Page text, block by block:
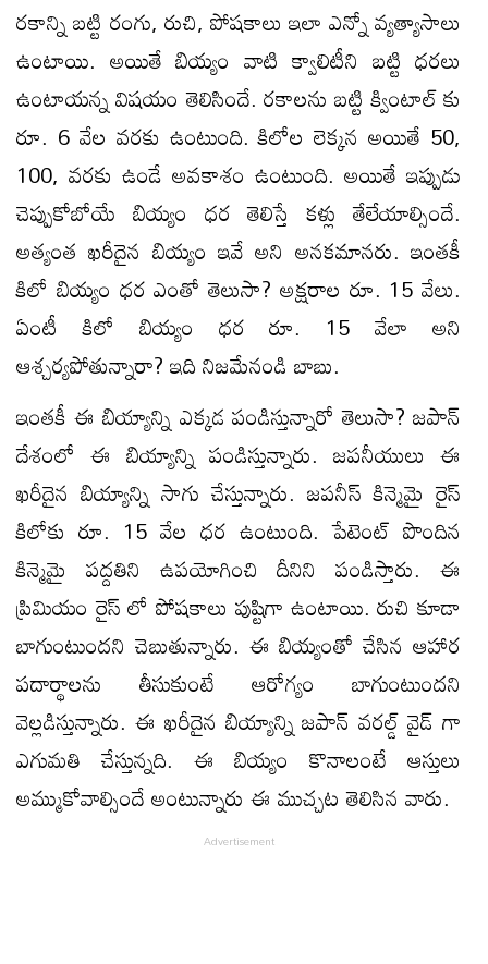
రకాన్ని బట్టి రంగు, రుచి, పోషకాలు ఇలా ఎన్నో వ్యత్యాసాలు
ఉంటాయి. అయితే బియ్యం వాటి క్వాలిటీని బట్టి ధరలు
ఉంటాయన్న విషయం తెలిసిందే. రకాలను బట్టి క్వింటాల్ కు
రూ. 6 వేల వరకు ఉంటుంది. కిలోల లెక్కన అయితే 50,
100, వరకు ఉండే అవకాశం ఉంటుంది. అయితే ఇప్పుడు
చెప్పుకోబోయే బియ్యం ధర తెలిస్తే కళ్లు తేలేయాల్సిందే.
అత్యంత ఖరీదైన బియ్యం ఇవే అని అనకమానరు. ఇంతకీ
కిలో బియ్యం ధర ఎంతో తెలుసా? అక్షరాల రూ. 15 వేలు.
ఏంటీ కిలో బియ్యం ధర రూ. 15 వేలా అని
ఆశ్చర్యపోతున్నారా? ఇది నిజమేనండి బాబు.
ఇంతకీ ఈ బియ్యాన్ని ఎక్కడ పండిస్తున్నారో తెలుసా? జపాన్
దేశంలో ఈ బియ్యాన్ని పండిస్తున్నారు. జపనీయులు ఈ
ఖరీదైన బియ్యాన్ని సాగు చేస్తున్నారు. జపనీస్ కిన్మెమై రైస్
కిలోకు రూ. 15 వేల ధర ఉంటుంది. పేటెంట్ పొందిన
కిన్మెమై పద్దతిని ఉపయోగించి దీనిని పండిస్తారు. ఈ
ప్రిమియం రైస్ లో పోషకాలు పుష్టిగా ఉంటాయి. రుచి కూడా
బాగుంటుందని చెబుతున్నారు. ఈ బియ్యంతో చేసిన ఆహార
పదార్థాలను తీసుకుంటే ఆరోగ్యం బాగుంటుందని
వెల్లడిస్తున్నారు. ఈ ఖరీదైన బియ్యాన్ని జపాన్ వరల్డ్ వైడ్ గా
ఎగుమతి చేస్తున్నది. ఈ బియ్యం కొనాలంటే ఆస్తులు
అమ్ముకోవాల్సిందే అంటున్నారు ఈ ముచ్చట తెలిసిన వారు.